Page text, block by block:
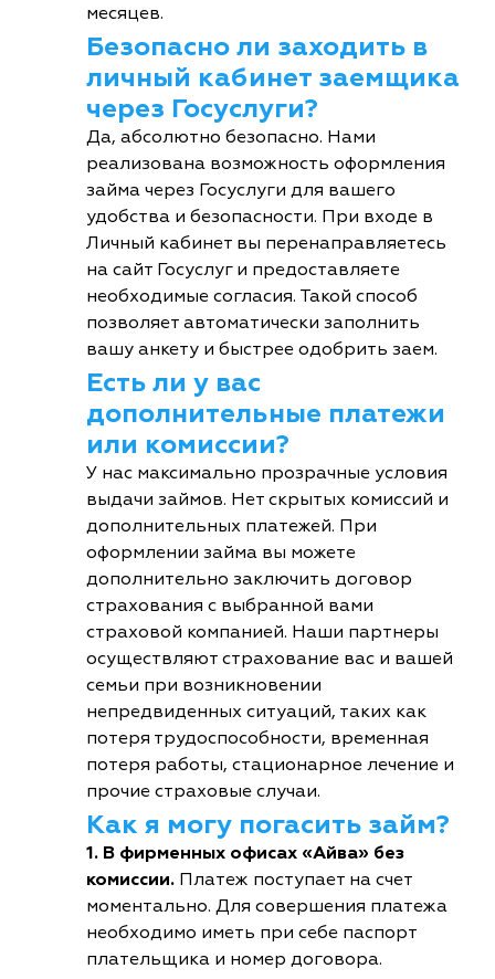
месяцев.
Безопасно ли заходить в
личный кабинет заемщика
через Госуслуги?
Да, абсолютно безопасно. Нами
реализована возможность оформления
займа через Госуслуги для вашего
удобства и безопасности. При входе в
Личный кабинет вы перенаправляетесь
на сайт Госуслуг и предоставляете
необходимые согласия. Такой способ
позволяет автоматически заполнить
вашу анкету и быстрее одобрить заем.
Есть ли у вас
дополнительные платежи
или комиссии?
У нас максимально прозрачные условия
выдачи займов. Нет скрытых комиссий и
дополнительных платежей. При
оформлении займа вы можете
дополнительно заключить договор
страхования с выбранной вами
страховой компанией. Наши партнеры
осуществляют страхование вас и вашей
семьи при возникновении
непредвиденных ситуаций, таких как
потеря трудоспособности, временная
потеря работы, стационарное лечение и
прочие страховые случаи.
Как я могу погасить займ?
1. В фирменных офисах «Айва» без
комиссии. Платеж поступает на счет
моментально. Для совершения платежа
необходимо иметь при себе паспорт
плательщика и номер договора.